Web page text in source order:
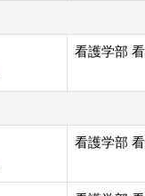
看護学部
看護学部